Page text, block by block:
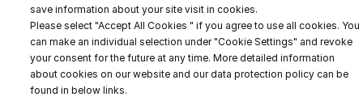
save information about your site visit in cookies.
Please select "Accept All Cookies " if you agree to use all cookies. You
can make an individual selection under "Cookie Settings" and revoke
your consent for the future at any time. More detailed information
about cookies on our website and our data protection policy can be
found in below links.